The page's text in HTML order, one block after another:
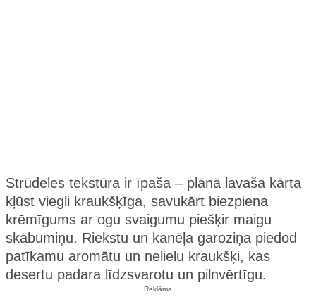
Strūdeles tekstūra ir īpaša – plānā lavaša kārta
kļūst viegli kraukšķīga, savukārt biezpiena
krēmīgums ar ogu svaigumu piešķir maigu
skābumiņu. Riekstu un kanēļa garoziņa piedod
patīkamu aromātu un nelielu kraukšķi, kas
desertu padara līdzsvarotu un pilnvērtīgu.
Reklāma